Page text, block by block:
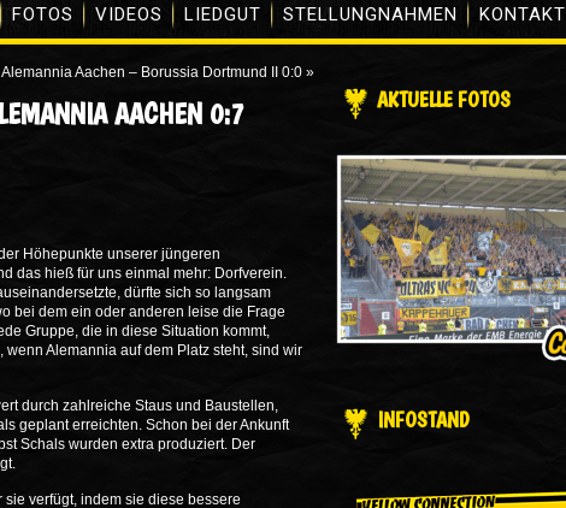
FOTOS VIDEOS LIEDGUT STELLUNGNAHMEN KONTAKT
Aachen – Borussia Dortmund II 0:0 »
AACHEN 0:7
Höhepunkte unserer jüngeren
das hieß für uns einmal mehr: Dorfverein.
dürfte sich so langsam
bei dem ein oder anderen leise die Frage
Gruppe, die in diese Situation kommt,
Alemannia auf dem Platz steht, sind wir
durch zahlreiche Staus und Baustellen,
geplant erreichten. Schon bei der Ankunft
Schals wurden extra produziert. Der
verfügt, indem sie diese bessere
AKTUELLE FOTOS
INFOSTAND